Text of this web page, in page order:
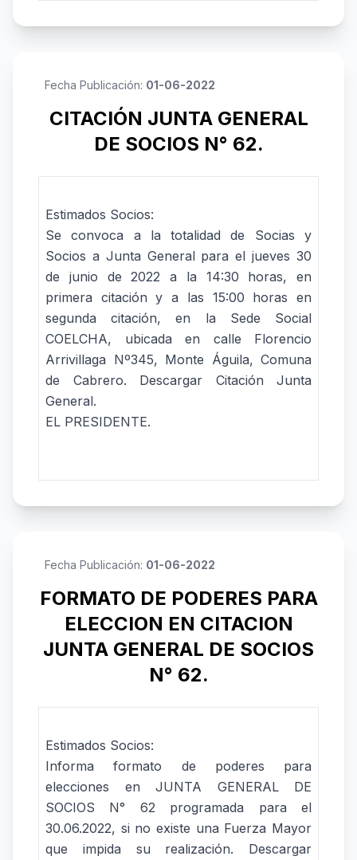
Fecha Publicación: 01-06-2022
CITACIÓN JUNTA GENERAL
DE SOCIOS N° 62.
Estimados Socios:
Se convoca a la totalidad de Socias y
Socios a Junta General para el jueves 30
de junio de 2022 a la 14:30 horas, en
primera citación y a las 15:00 horas en
segunda citación, en la Sede Social
COELCHA, ubicada en calle Florencio
Arrivillaga Nº345, Monte Águila, Comuna
de Cabrero. Descargar Citación Junta
General.
EL PRESIDENTE.
Fecha Publicación: 01-06-2022
FORMATO DE PODERES PARA
ELECCION EN CITACION
JUNTA GENERAL DE SOCIOS
N° 62.
Estimados Socios:
Informa formato de poderes para
elecciones en JUNTA GENERAL DE
SOCIOS N° 62 programada para el
30.06.2022, si no existe una Fuerza Mayor
que impida su realización. Descargar